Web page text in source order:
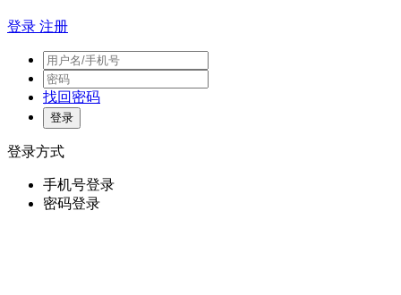
登录 注册
找回密码
登录方式
手机号登录
密码登录